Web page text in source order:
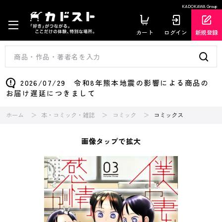
KADOKAWA Group
カート ログイン 新規登録
2026/07/29 令和8年熊本地震の影響による商品の
お届け遅延につきまして
ホーム 本・コミック・雑誌 コミック コミックス
画像タップで拡大